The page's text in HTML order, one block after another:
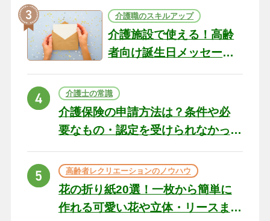
介護職のスキルアップ
介護施設で使える！高齢
者向け誕生日メッセージ
ト
介護士の常識
介護保険の申請方法は？条件や必
要なもの・認定を受けられなかっ
高齢者レクリエーションのノウハウ
花の折り紙20選！一枚から簡単に
作れる可愛い花や立体・リースま